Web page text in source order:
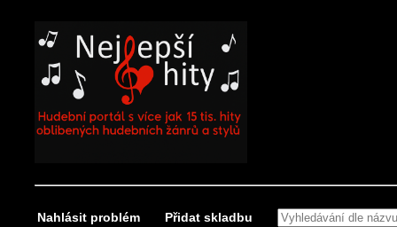
Nahlásit problém Přidat skladbu